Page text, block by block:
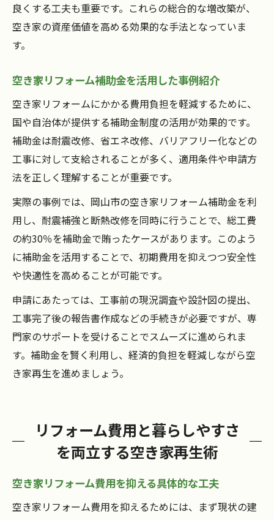
良くする工夫も重要です。これらの総合的な増改築が、
空き家の資産価値を高める効果的な手法となっていま
す。
空き家リフォーム補助金を活用した事例紹介
空き家リフォームにかかる費用負担を軽減するために、
国や自治体が提供する補助金制度の活用が効果的です。
補助金は耐震改修、省エネ改修、バリアフリー化などの
工事に対して支給されることが多く、適用条件や申請方
法を正しく理解することが重要です。
実際の事例では、岡山市の空き家リフォーム補助金を利
用し、耐震補強と断熱改修を同時に行うことで、総工費
の約30％を補助金で賄ったケースがあります。このよう
に補助金を活用することで、初期費用を抑えつつ安全性
や快適性を高めることが可能です。
申請にあたっては、工事前の現況調査や設計図の提出、
工事完了後の報告書作成などの手続きが必要ですが、専
門家のサポートを受けることでスムーズに進められま
す。補助金を賢く利用し、経済的負担を軽減しながら空
き家再生を進めましょう。
リフォーム費用と暮らしやすさ
を両立する空き家再生術
空き家リフォーム費用を抑える具体的な工夫
空き家リフォーム費用を抑えるためには、まず現状の建